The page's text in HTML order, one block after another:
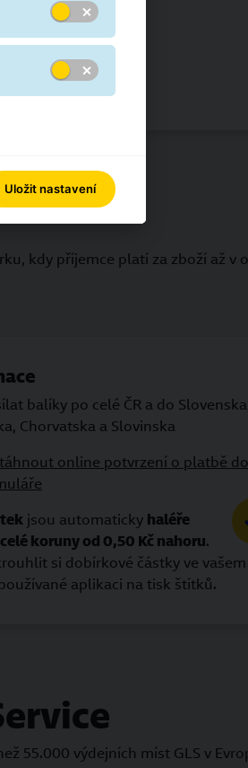
kdy příjemce platí za zboží až v
balíky po celé ČR a do
Chorvatska a Slovinska
online potvrzení o platbě
jsou automaticky haléře
koruny od 0,50 Kč nahoru.
si dobírkové částky ve vašem
aplikaci na tisk štítků.
55.000 výdejních míst GLS v
Uložit nastavení